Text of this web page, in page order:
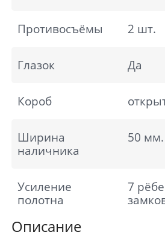
Противосъёмы 2 шт.
Глазок Да
Короб
Ширина
наличника
50 мм.
Усиление
полотна
7
Описание